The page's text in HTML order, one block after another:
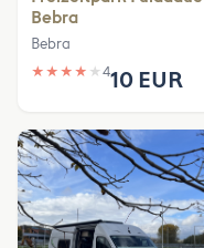
Bebra
Bebra
★ ★ ★ ★ ★ 410 EUR